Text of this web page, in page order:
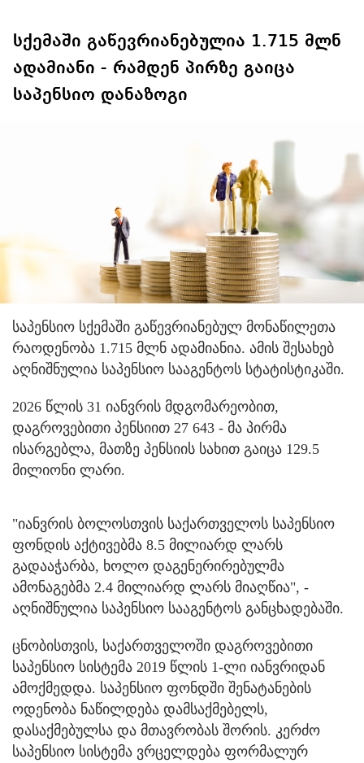
სქემაში გაწევრიანებულია 1.715 მლნ
ადამიანი - რამდენ პირზე გაიცა
საპენსიო დანაზოგი
საპენსიო სქემაში გაწევრიანებულ მონაწილეთა
რაოდენობა 1.715 მლნ ადამიანია. ამის შესახებ
აღნიშნულია საპენსიო სააგენტოს სტატისტიკაში.
2026 წლის 31 იანვრის მდგომარეობით,
დაგროვებითი პენსიით 27 643 - მა პირმა
ისარგებლა, მათზე პენსიის სახით გაიცა 129.5
მილიონი ლარი.
"იანვრის ბოლოსთვის საქართველოს საპენსიო
ფონდის აქტივებმა 8.5 მილიარდ ლარს
გადააჭარბა, ხოლო დაგენერირებულმა
ამონაგებმა 2.4 მილიარდ ლარს მიაღწია", -
აღნიშნულია საპენსიო სააგენტოს განცხადებაში.
ცნობისთვის, საქართველოში დაგროვებითი
საპენსიო სისტემა 2019 წლის 1-ლი იანვრიდან
ამოქმედდა. საპენსიო ფონდში შენატანების
ოდენობა ნაწილდება დამსაქმებელს,
დასაქმებულსა და მთავრობას შორის. კერძო
საპენსიო სისტემა ვრცელდება ფორმალურ